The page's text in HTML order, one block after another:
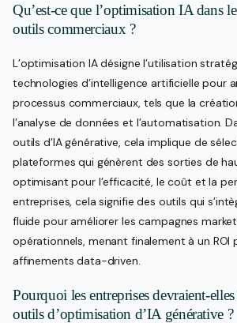
Qu’est-ce que l’optimisation IA dans
outils commerciaux ?
L’optimisation IA désigne l’utilisation
technologies d’intelligence artificielle pour
processus commerciaux, tels que la
l’analyse de données et l’automatisation.
outils d’IA générative, cela implique de
plateformes qui génèrent des sorties de
optimisant pour l’efficacité, le coût et la
entreprises, cela signifie des outils qui
fluide pour améliorer les campagnes
opérationnels, menant finalement à un ROI
affinements data-driven.
Pourquoi les entreprises devraient-
outils d’optimisation d’IA générative ?